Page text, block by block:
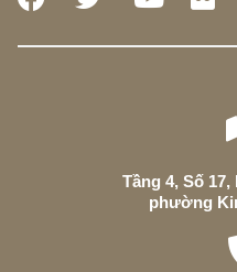
Tầng 4, Số
phường